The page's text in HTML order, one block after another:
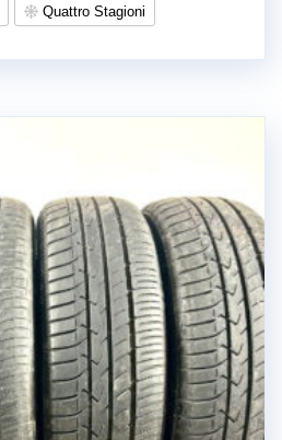
Quattro Stagioni